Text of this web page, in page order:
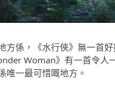
方係，《水行俠》無一首
Woman》有一首令人
唯一最可惜嘅地方。